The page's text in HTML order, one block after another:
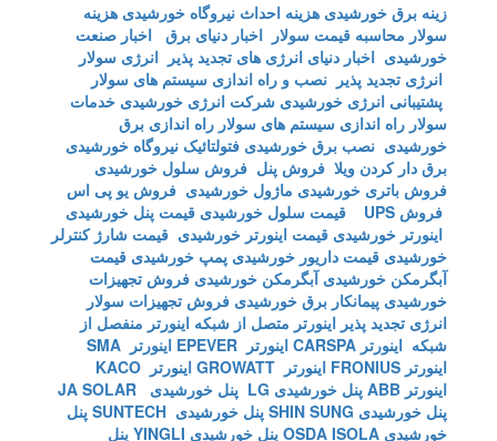
زینه برق خورشیدی هزینه احداث نیروگاه خورشیدی هزینه
سولار محاسبه قیمت سولار اخبار دنیای برق اخبار صنعت
خورشیدی اخبار دنیای انرژی های تجدید پذیر انرژی سولار
انرژی تجدید پذیر نصب و راه اندازی سیستم های سولار
پشتیبانی انرژی خورشیدی شرکت انرژی خورشیدی خدمات
سولار راه اندازی سیستم های سولار راه اندازی برق
خورشیدی نصب برق خورشیدی فتولتائیک نیروگاه خورشیدی
برق دار کردن ویلا فروش پنل فروش سلول خورشیدی
فروش باتری خورشیدی ماژول خورشیدی فروش یو پی اس
فروش UPS
قیمت سلول خورشیدی قیمت پنل خورشیدی
اینورتر خورشیدی قیمت اینورتر خورشیدی قیمت شارژ کنترلر
خورشیدی قیمت داریور خورشیدی پمپ خورشیدی قیمت
آبگرمکن خورشیدی آبگرمکن خورشیدی فروش تجهیزات
خورشیدی پیمانکار برق خورشیدی فروش تجهیزات سولار
انرژی تجدید پذیر اینورتر متصل از شبکه اینورتر منفصل از
شبکه اینورتر CARSPA اینورتر EPEVER
اینورتر SMA
اینورتر FRONIUS
اینورتر GROWATT
اینورتر KACO
اینورتر ABB
پنل خورشیدی LG
پنل خورشیدی JA SOLAR
پنل خورشیدی SHIN SUNG
پنل خورشیدی SUNTECH
پنل
خورشیدی OSDA ISOLA
پنل خورشیدی YINGLI
پنل